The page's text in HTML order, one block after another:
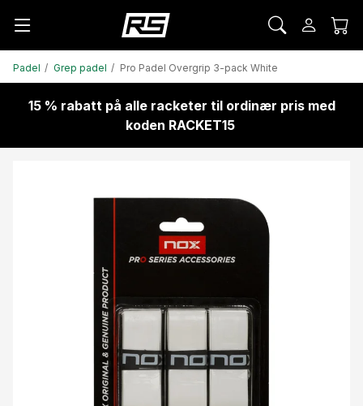
Padel Grep padel Pro Padel Overgrip 3-pack White
15 % rabatt på alle racketer til ordinær pris med
koden RACKET15